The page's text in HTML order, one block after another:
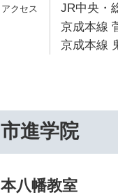
JR中央・
京成本線
京成本線
市進学院
本八幡教室